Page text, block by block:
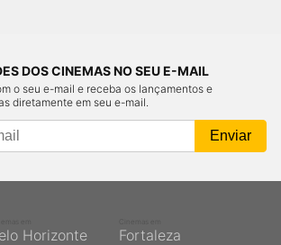
DOS CINEMAS NO SEU E-MAIL
o seu e-mail e receba os lançamentos e
diretamente em seu e-mail.
Horizonte Fortaleza